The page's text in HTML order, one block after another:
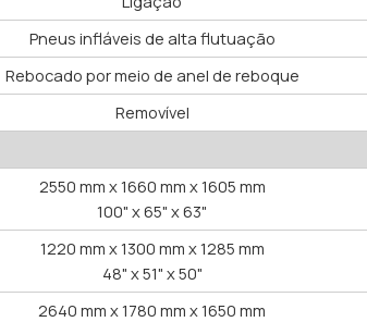
Pneus infláveis de alta flutuação
Rebocado por meio de anel de reboque
Removível
2550 mm x 1660 mm x 1605 mm
100" x 65" x 63"
1220 mm x 1300 mm x 1285 mm
48" x 51" x 50"
2640 mm x 1780 mm x 1650 mm